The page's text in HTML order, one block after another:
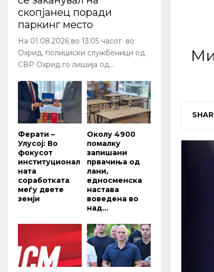
скопјанец поради
паркинг место
На 01.08.2026 во 13:05 часот во
Охрид, полициски службеници од
СВР Охрид го лишија од...
Ферати –
Улусој: Во
фокусот
институционал
ната
соработката
меѓу двете
земји
Околу 4900
помалку
запишани
првачиња од
лани,
едносменска
настава
воведена во
над...